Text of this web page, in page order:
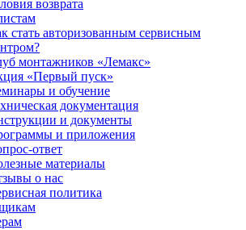
возврата
стать авторизованным сервисным
монтажников «Лемакс»
«Первый пуск»
и обучение
документация
и документы
и приложения
ответ
материалы
о нас
политика